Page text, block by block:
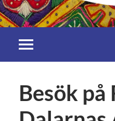
Slå
på/av
Besök på